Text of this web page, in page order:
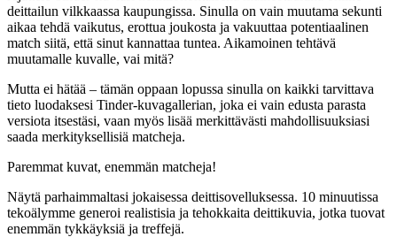
deittailun vilkkaassa kaupungissa. Sinulla on vain muutama sekunti
aikaa tehdä vaikutus, erottua joukosta ja vakuuttaa potentiaalinen
match siitä, että sinut kannattaa tuntea. Aikamoinen tehtävä
muutamalle kuvalle, vai mitä?
Mutta ei hätää – tämän oppaan lopussa sinulla on kaikki tarvittava
tieto luodaksesi Tinder-kuvagallerian, joka ei vain edusta parasta
versiota itsestäsi, vaan myös lisää merkittävästi mahdollisuuksiasi
saada merkityksellisiä matcheja.
Paremmat kuvat, enemmän matcheja!
Näytä parhaimmaltasi jokaisessa deittisovelluksessa. 10 minuutissa
tekoälymme generoi realistisia ja tehokkaita deittikuvia, jotka tuovat
enemmän tykkäyksiä ja treffejä.